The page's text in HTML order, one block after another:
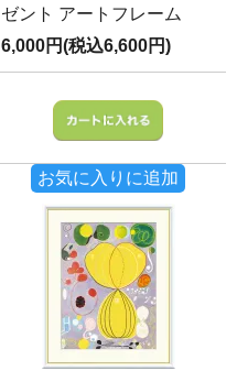
ゼント アートフレーム
6,000円(税込6,600円)
お気に入りに追加